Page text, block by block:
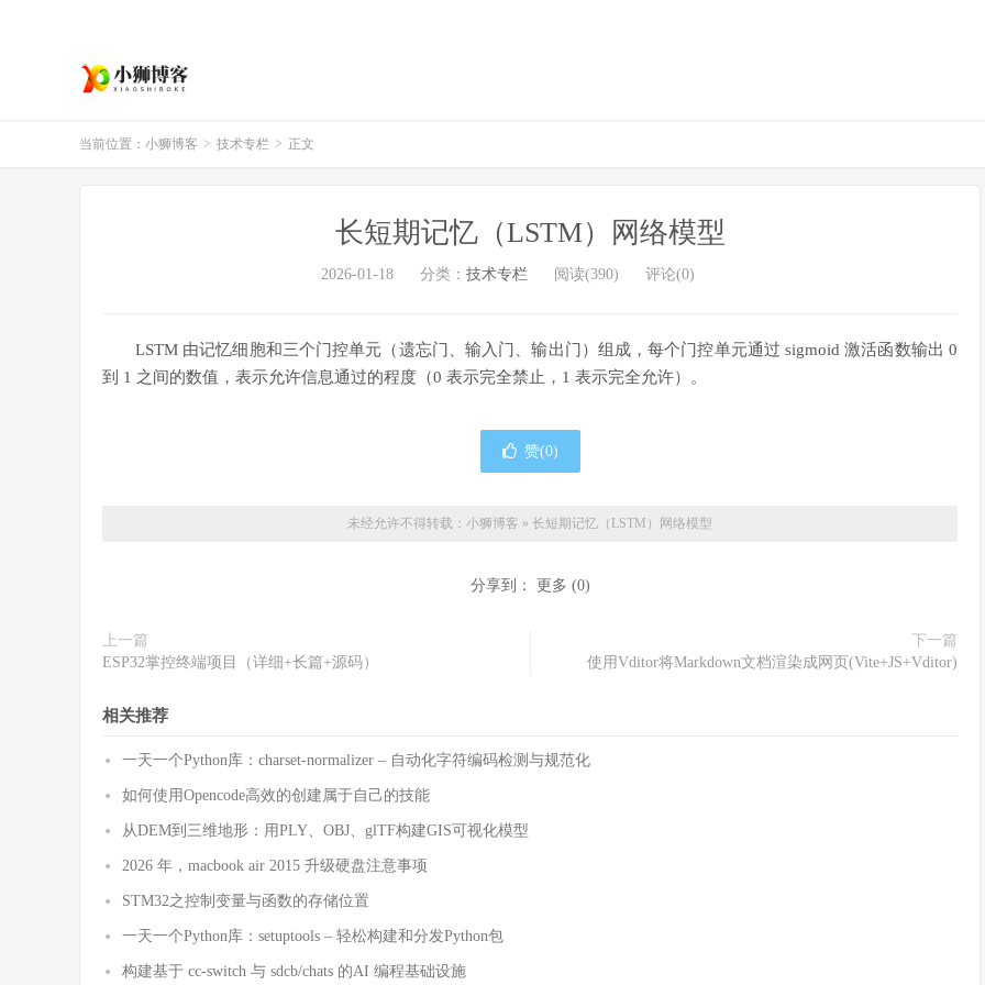
当前位置： 小狮博客 > 技术专栏 > 正文
长短期记忆（LSTM）网络模型
2026-01-18 分类： 技术专栏 阅读(390) 评论(0)
LSTM 由记忆细胞和三个门控单元（遗忘门、输入门、输出门）组成，每个门控单元通过 sigmoid 激活函数输出 0
到 1 之间的数值，表示允许信息通过的程度（0 表示完全禁止，1 表示完全允许）。
赞(0)
未经允许不得转载： 小狮博客 » 长短期记忆（LSTM）网络模型
分享到： 更多 (0)
上一篇
ESP32掌控终端项目（详细+长篇+源码）
下一篇
使用Vditor将Markdown文档渲染成网页(Vite+JS+Vditor)
相关推荐
一天一个Python库：charset-normalizer – 自动化字符编码检测与规范化
如何使用Opencode高效的创建属于自己的技能
从DEM到三维地形：用PLY、OBJ、glTF构建GIS可视化模型
2026 年，macbook air 2015 升级硬盘注意事项
STM32之控制变量与函数的存储位置
一天一个Python库：setuptools – 轻松构建和分发Python包
构建基于 cc-switch 与 sdcb/chats 的AI 编程基础设施